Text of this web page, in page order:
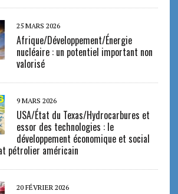
25 MARS 2026
Afrique/Développement/Énergie
nucléaire : un potentiel important non
valorisé
9 MARS 2026
USA/État du Texas/Hydrocarbures et
essor des technologies : le
développement économique et social
pétrolier américain
20 FÉVRIER 2026